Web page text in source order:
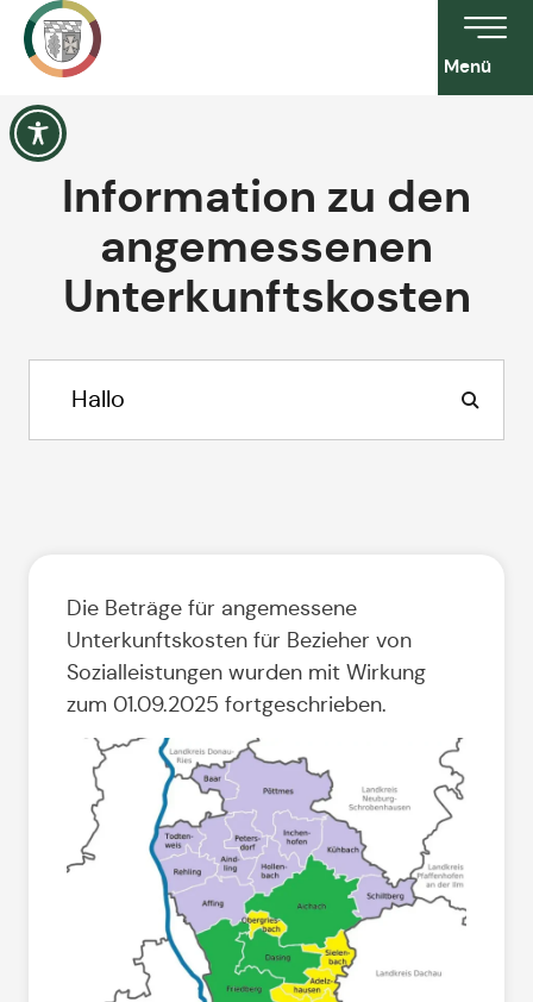
Menü
Information zu den
angemessenen
Unterkunftskosten
Die Beträge für angemessene
Unterkunftskosten für Bezieher von
Sozialleistungen wurden mit Wirkung
zum 01.09.2025 fortgeschrieben.